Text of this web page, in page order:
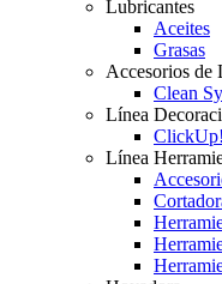
Lubricantes
Aceites
Grasas
Accesorios de
Clean
Línea
ClickUp!
Línea